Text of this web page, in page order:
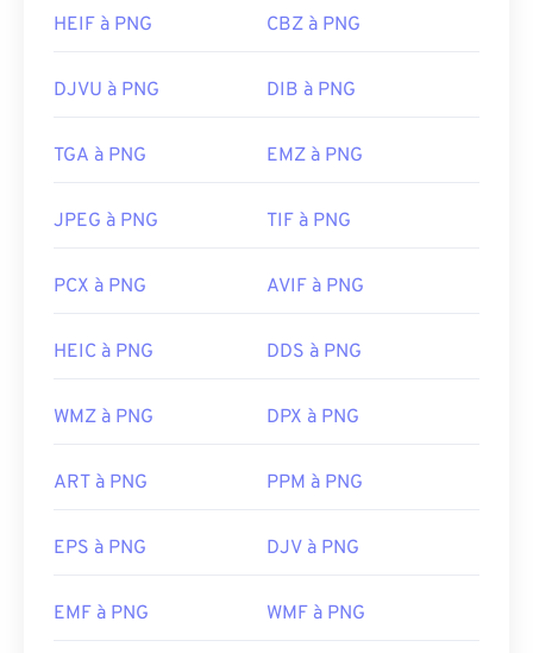
HEIF à PNG CBZ à PNG
DJVU à PNG DIB à PNG
TGA à PNG EMZ à PNG
JPEG à PNG TIF à PNG
PCX à PNG AVIF à PNG
HEIC à PNG DDS à PNG
WMZ à PNG DPX à PNG
ART à PNG PPM à PNG
EPS à PNG DJV à PNG
EMF à PNG WMF à PNG